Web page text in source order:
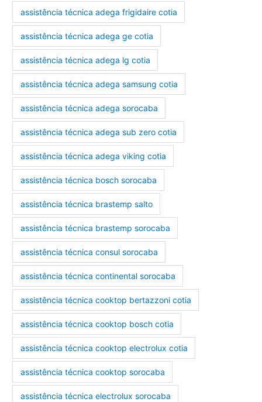
assistência técnica adega frigidaire cotia
assistência técnica adega ge cotia
assistência técnica adega lg cotia
assistência técnica adega samsung cotia
assistência técnica adega sorocaba
assistência técnica adega sub zero cotia
assistência técnica adega viking cotia
assistência técnica bosch sorocaba
assistência técnica brastemp salto
assistência técnica brastemp sorocaba
assistência técnica consul sorocaba
assistência técnica continental sorocaba
assistência técnica cooktop bertazzoni cotia
assistência técnica cooktop bosch cotia
assistência técnica cooktop electrolux cotia
assistência técnica cooktop sorocaba
assistência técnica electrolux sorocaba